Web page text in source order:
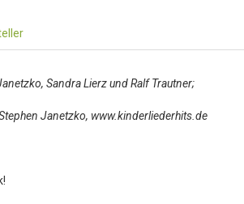
Sandra Lierz und Ralf Trautner;
Janetzko, www.kinderliederhits.de